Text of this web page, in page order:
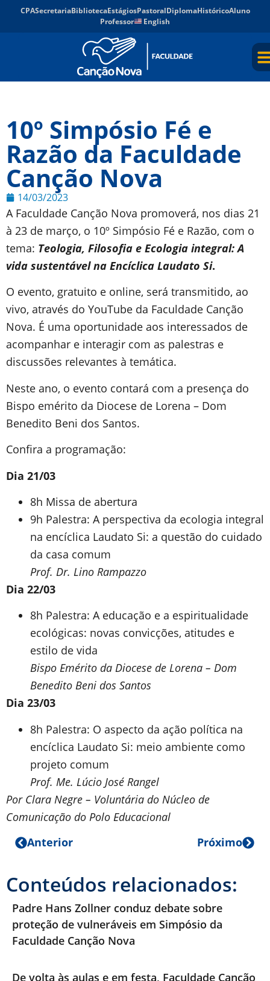
CPASecretariaBibliotecaEstágiosPastoralDiplomaHistóricoAluno
Professor
English
10º Simpósio Fé e
Razão da Faculdade
Canção Nova
14/03/2023
A Faculdade Canção Nova promoverá, nos dias 21
à 23 de março, o 10º Simpósio Fé e Razão, com o
tema: Teologia, Filosofia e Ecologia integral: A
vida sustentável na Encíclica Laudato Si.
O evento, gratuito e online, será transmitido, ao
vivo, através do YouTube da Faculdade Canção
Nova. É uma oportunidade aos interessados de
acompanhar e interagir com as palestras e
discussões relevantes à temática.
Neste ano, o evento contará com a presença do
Bispo emérito da Diocese de Lorena – Dom
Benedito Beni dos Santos.
Confira a programação:
Dia 21/03
8h Missa de abertura
9h Palestra: A perspectiva da ecologia integral
na encíclica Laudato Si: a questão do cuidado
da casa comum
Prof. Dr. Lino Rampazzo
Dia 22/03
8h Palestra: A educação e a espiritualidade
ecológicas: novas convicções, atitudes e
estilo de vida
Bispo Emérito da Diocese de Lorena – Dom
Benedito Beni dos Santos
Dia 23/03
8h Palestra: O aspecto da ação política na
encíclica Laudato Si: meio ambiente como
projeto comum
Prof. Me. Lúcio José Rangel
Por Clara Negre – Voluntária do Núcleo de
Comunicação do Polo Educacional
Anterior
Próximo
Conteúdos relacionados:
Padre Hans Zollner conduz debate sobre
proteção de vulneráveis em Simpósio da
Faculdade Canção Nova
De volta às aulas e em festa, Faculdade Canção